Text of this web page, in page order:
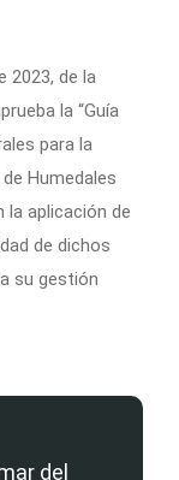
2023, de la
la “Guía
para la
Humedales
la aplicación de
de dichos
su gestión
del